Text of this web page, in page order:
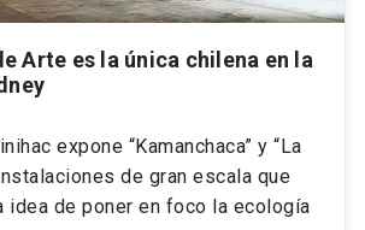
Arte es la única chilena en la
expone “Kamanchaca” y “La
de gran escala que
idea de poner en foco la ecología